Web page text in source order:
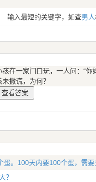
输入最短的关键字，如查男人
孩在一家门口玩，一人问：“你
未撒谎，为何？
蛋。100天内要100个蛋，需
？